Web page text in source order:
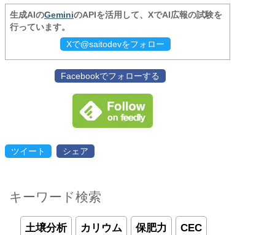
生成AIのGeminiのAPIを活用して、XでAI広報の試験を
行っています。
Xで@saitodevをフォロー
Facebookでフォローする
ツイート シェア
キーワード検索
土壌分析 カリウム 保肥力 CEC